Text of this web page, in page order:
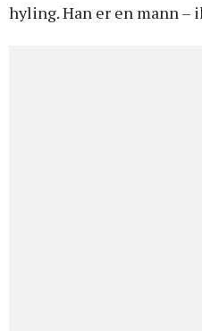
hyling. Han er en mann –